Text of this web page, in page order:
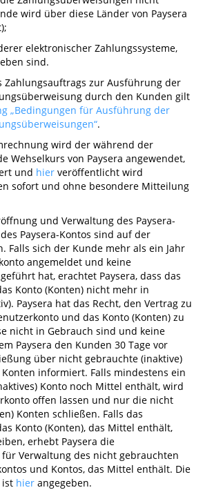
wird über diese Länder von Paysera
elektronischer Zahlungssysteme,
sind.
Zahlungsauftrags zur Ausführung der
durch den Kunden gilt
„Bedingungen für Ausführung der
.
wird der während der
Wehselkurs von Paysera angewendet,
und hier veröffentlicht wird
sofort und ohne besondere Mitteilung
und Verwaltung des Paysera-
Paysera-Kontos sind auf der
Falls sich der Kunde mehr als ein Jahr
angemeldet und keine
hat, erachtet Paysera, dass das
Konto (Konten) nicht mehr in
Paysera hat das Recht, den Vertrag zu
und das Konto (Konten) zu
nicht in Gebrauch sind und keine
Paysera den Kunden 30 Tage vor
über nicht gebrauchte (inaktive)
informiert. Falls mindestens ein
Konto noch Mittel enthält, wird
offen lassen und nur die nicht
Konten schließen. Falls das
Konto (Konten), das Mittel enthält,
erhebt Paysera die
Verwaltung des nicht gebrauchten
und Kontos, das Mittel enthält. Die
ist hier angegeben.